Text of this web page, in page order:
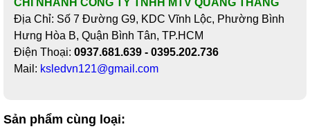
Địa Chỉ: Số 7 Đường G9, KDC Vĩnh Lộc, Phường Bình
Hưng Hòa B, Quận Bình Tân, TP.HCM
Điện Thoại: 0937.681.639 - 0395.202.736
Mail: ksledvn121@gmail.com
Sản phẩm cùng loại: